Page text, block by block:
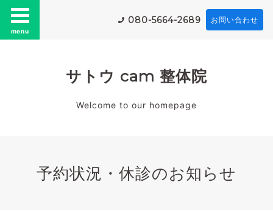
menu
080-5664-2689 お問い合わせ
サトウ cam 整体院
Welcome to our homepage
予約状況・休診のお知らせ